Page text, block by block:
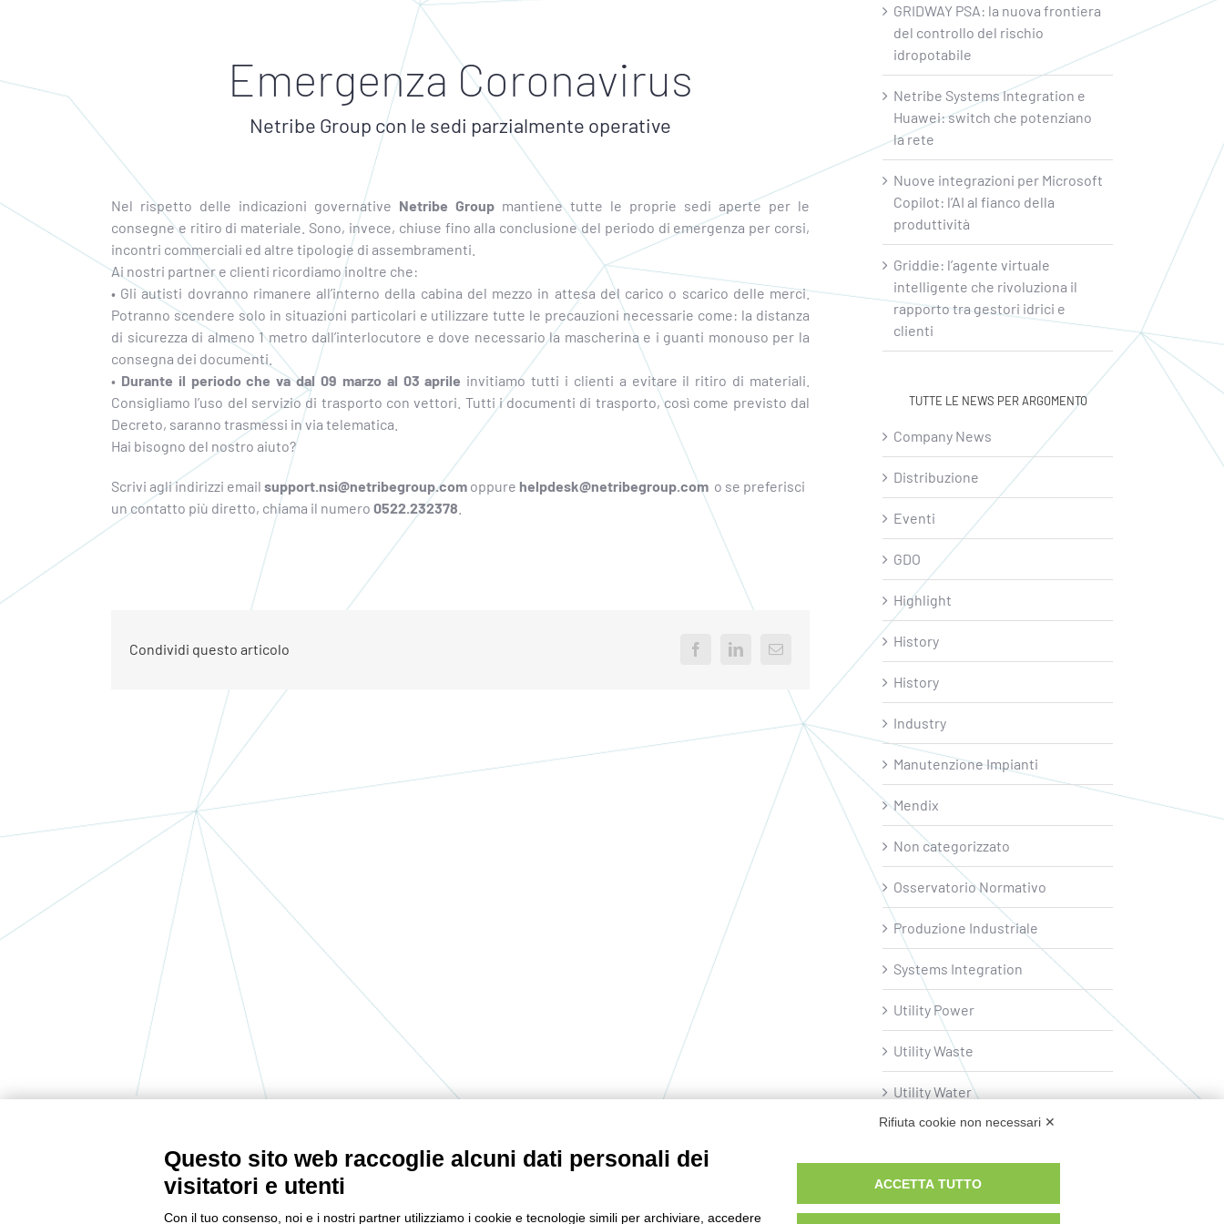
Emergenza Coronavirus
Netribe Group con le sedi parzialmente operative
Nel rispetto delle indicazioni governative Netribe Group mantiene tutte le proprie sedi aperte per le
consegne e ritiro di materiale. Sono, invece, chiuse fino alla conclusione del periodo di emergenza per corsi,
incontri commerciali ed altre tipologie di assembramenti.
Ai nostri partner e clienti ricordiamo inoltre che:
• Gli autisti dovranno rimanere all’interno della cabina del mezzo in attesa del carico o scarico delle merci.
Potranno scendere solo in situazioni particolari e utilizzare tutte le precauzioni necessarie come: la distanza
di sicurezza di almeno 1 metro dall’interlocutore e dove necessario la mascherina e i guanti monouso per la
consegna dei documenti.
• Durante il periodo che va dal 09 marzo al 03 aprile invitiamo tutti i clienti a evitare il ritiro di materiali.
Consigliamo l’uso del servizio di trasporto con vettori. Tutti i documenti di trasporto, così come previsto dal
Decreto, saranno trasmessi in via telematica.
Hai bisogno del nostro aiuto?
Scrivi agli indirizzi email support.nsi@netribegroup.com oppure helpdesk@netribegroup.com o se preferisci
un contatto più diretto, chiama il numero 0522.232378
Condividi questo articolo FacebookLinkedInEmail
GRIDWAY PSA: la nuova frontiera
del controllo del rischio
idropotabile
Netribe Systems Integration e
Huawei: switch che potenziano
la rete
Nuove integrazioni per Microsoft
Copilot: l’AI al fianco della
produttività
Griddie: l’agente virtuale
intelligente che rivoluziona il
rapporto tra gestori idrici e
clienti
TUTTE LE NEWS PER ARGOMENTO
Company News
Distribuzione
Eventi
GDO
Highlight
History
History
Industry
Manutenzione Impianti
Mendix
Non categorizzato
Osservatorio Normativo
Produzione Industriale
Systems Integration
Utility Power
Utility Waste
Utility Water
CONTATTACI
Rifiuta cookie non necessari ✕
Questo sito web raccoglie alcuni dati personali dei
visitatori e utenti
Con il tuo consenso, noi e i nostri partner utilizziamo i cookie e tecnologie simili per archiviare, accedere
ACCETTA TUTTO